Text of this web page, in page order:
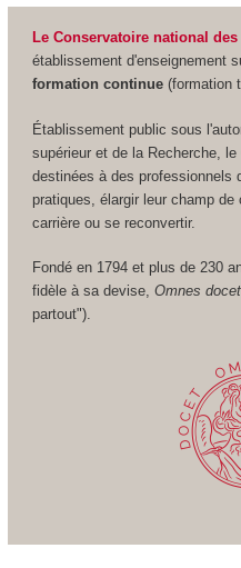
Le Conservatoire national
établissement d'enseignement
formation continue(formation
Établissement public sous
supérieur et de la Recherche,
destinées à des professionnels
pratiques, élargir leur champ
carrière ou se reconvertir.
Fondé en 1794 et plus de 230
fidèle à sa devise, Omnes
partout").